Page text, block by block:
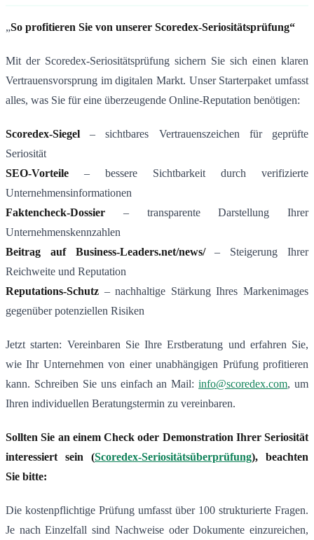
„So profitieren Sie von unserer Scoredex-Seriositätsprüfung“
Mit der Scoredex-Seriositätsprüfung sichern Sie sich einen klaren
Vertrauensvorsprung im digitalen Markt. Unser Starterpaket umfasst
alles, was Sie für eine überzeugende Online-Reputation benötigen:
Scoredex-Siegel – sichtbares Vertrauenszeichen für geprüfte
Seriosität
SEO-Vorteile – bessere Sichtbarkeit durch verifizierte
Unternehmensinformationen
Faktencheck-Dossier – transparente Darstellung Ihrer
Unternehmenskennzahlen
Beitrag auf Business-Leaders.net/news/– Steigerung Ihrer
Reichweite und Reputation
Reputations-Schutz – nachhaltige Stärkung Ihres Markenimages
gegenüber potenziellen Risiken
Jetzt starten: Vereinbaren Sie Ihre Erstberatung und erfahren Sie,
wie Ihr Unternehmen von einer unabhängigen Prüfung profitieren
kann. Schreiben Sie uns einfach an Mail:info@scoredex.com, um
Ihren individuellen Beratungstermin zu vereinbaren.
Sollten Sie an einem Check oder Demonstration Ihrer Seriosität
interessiert sein (Scoredex-Seriositätsüberprüfung), beachten
Sie bitte:
Die kostenpflichtige Prüfung umfasst über 100 strukturierte Fragen.
Je nach Einzelfall sind Nachweise oder Dokumente einzureichen,